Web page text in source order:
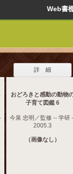
Web
詳 細
おどろきと感動の動物
子育て図鑑 6
今泉 忠明／監修 -- 学研
2005.3
（画像なし）